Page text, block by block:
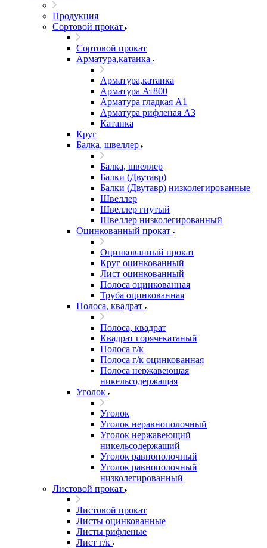
Продукция
Сортовой прокат
Сортовой прокат
Арматура,катанка
Арматура,катанка
Арматура Ат800
Арматура гладкая А1
Арматура рифленая А3
Катанка
Круг
Балка, швеллер
Балка, швеллер
Балки (Двутавр)
Балки (Двутавр) низколегированные
Швеллер
Швеллер гнутый
Швеллер низколегированный
Оцинкованный прокат
Оцинкованный прокат
Круг оцинкованный
Лист оцинкованный
Полоса оцинкованная
Труба оцинкованная
Полоса, квадрат
Полоса, квадрат
Квадрат горячекатаный
Полоса г/к
Полоса г/к оцинкованная
Полоса нержавеющая
никельсодержащая
Уголок
Уголок
Уголок неравнополочный
Уголок нержавеющий
никельсодержащий
Уголок равнополочный
Уголок равнополочный
низколегированный
Листовой прокат
Листовой прокат
Листы оцинкованные
Листы рифленые
Лист г/к